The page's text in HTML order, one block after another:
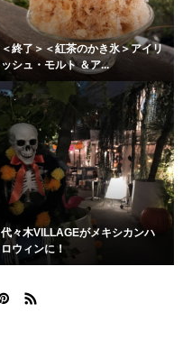
＜終了＞＜紅茶のかき氷＞アイリ
ッシュ・モルト ＆ア...
代々木VILLAGEがメキシカンハ
ロウィンに！